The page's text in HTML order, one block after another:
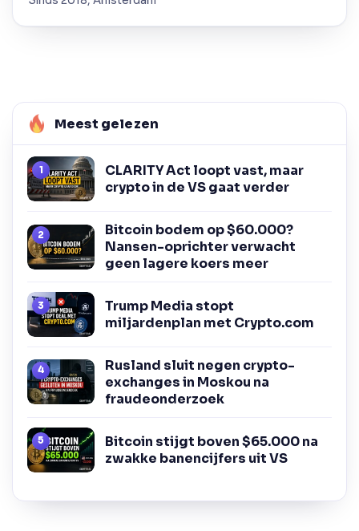
Meest gelezen
CLARITY Act loopt vast, maar
crypto in de VS gaat verder
Bitcoin bodem op $60.000?
Nansen-oprichter verwacht
geen lagere koers meer
Trump Media stopt
miljardenplan met Crypto.com
Rusland sluit negen crypto-
exchanges in Moskou na
fraudeonderzoek
Bitcoin stijgt boven $65.000 na
zwakke banencijfers uit VS